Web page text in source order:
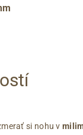
si nohu v